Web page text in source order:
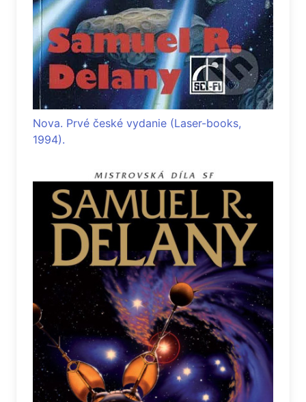
Nova. Prvé české vydanie (Laser-books,
1994).